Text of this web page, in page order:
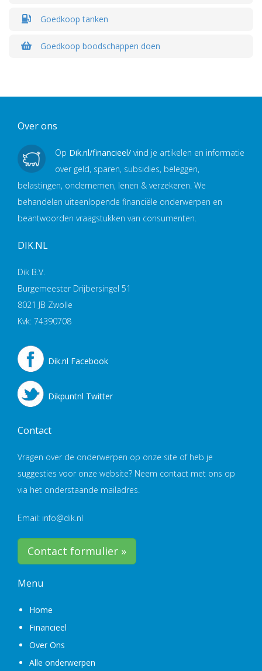
Goedkoop tanken
Goedkoop boodschappen doen
Over ons
Op Dik.nl/financieel/ vind je artikelen en informatie
over geld, sparen, subsidies, beleggen,
belastingen, ondernemen, lenen & verzekeren. We
behandelen uiteenlopende financiële onderwerpen en
beantwoorden vraagstukken van consumenten.
DIK.NL
Dik B.V.
Burgemeester Drijbersingel 51
8021 JB Zwolle
Kvk: 74390708
Dik.nl Facebook
Dikpuntnl Twitter
Contact
Vragen over de onderwerpen op onze site of heb je
suggesties voor onze website? Neem contact met ons op
via het onderstaande mailadres.
Email: info@dik.nl
Contact formulier »
Menu
Home
Financieel
Over Ons
Alle onderwerpen